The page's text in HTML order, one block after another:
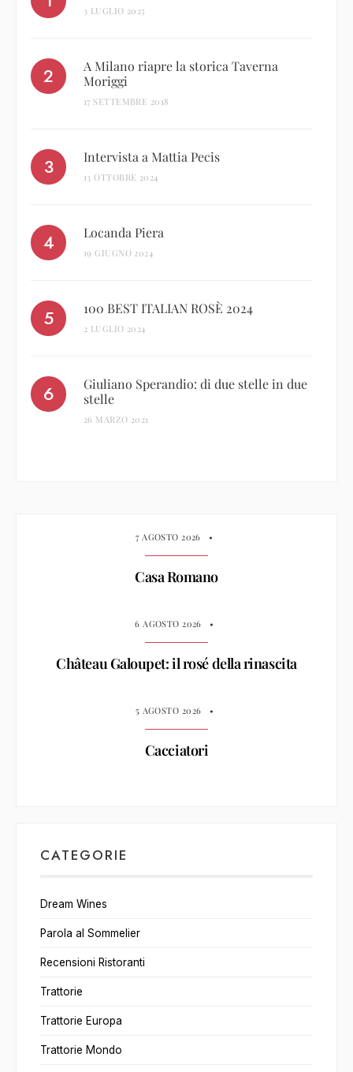
3 LUGLIO 2025
A Milano riapre la storica Taverna
Moriggi
17 SETTEMBRE 2018
Intervista a Mattia Pecis
13 OTTOBRE 2024
Locanda Piera
19 GIUGNO 2024
100 BEST ITALIAN ROSÈ 2024
2 LUGLIO 2024
Giuliano Sperandio: di due stelle in due
stelle
26 MARZO 2021
7 AGOSTO 2026 •
Casa Romano
6 AGOSTO 2026 •
Château Galoupet: il rosé della rinascita
5 AGOSTO 2026 •
Cacciatori
CATEGORIE
Dream Wines
Parola al Sommelier
Recensioni Ristoranti
Trattorie
Trattorie Europa
Trattorie Mondo